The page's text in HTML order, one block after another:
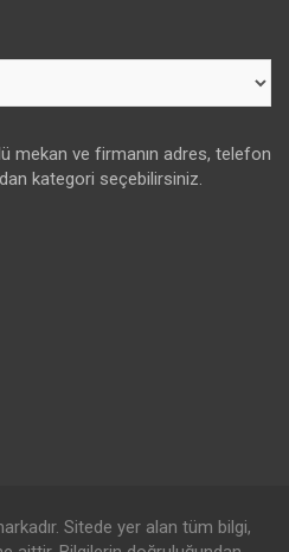
mekan ve firmanın adres, telefon
kategori seçebilirsiniz.
Sitede yer alan tüm bilgi,